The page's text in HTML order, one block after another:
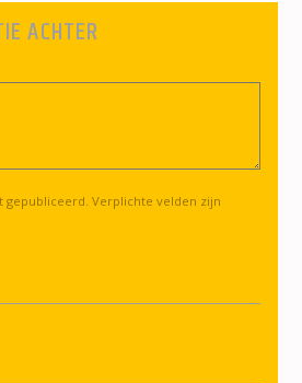
ACHTER
gepubliceerd. Verplichte velden zijn